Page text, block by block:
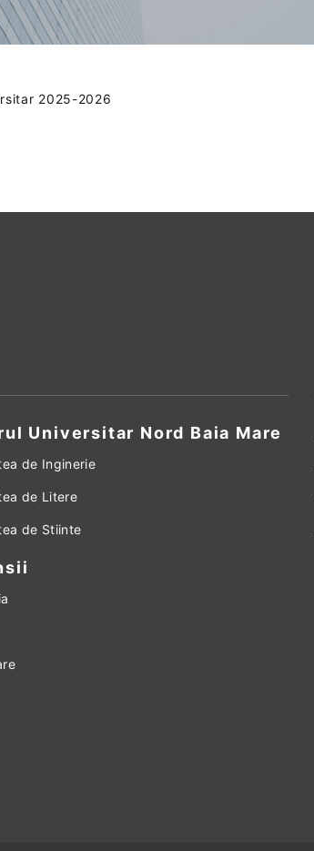
2025-2026
Universitar Nord Baia Mare
de Inginerie
de Litere
de Stiinte